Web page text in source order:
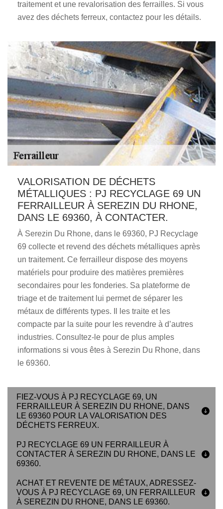
traitement et une revalorisation des ferrailles. Si vous
avez des déchets ferreux, contactez pour les détails.
VALORISATION DE DÉCHETS
MÉTALLIQUES : PJ RECYCLAGE 69 UN
FERRAILLEUR À SEREZIN DU RHONE,
DANS LE 69360, À CONTACTER.
À Serezin Du Rhone, dans le 69360, PJ Recyclage
69 collecte et revend des déchets métalliques après
un traitement. Ce ferrailleur dispose des moyens
matériels pour produire des matières premières
secondaires pour les fonderies. Sa plateforme de
triage et de traitement lui permet de séparer les
métaux de différents types. Il les traite et les
compacte par la suite pour les revendre à d’autres
industries. Consultez-le pour de plus amples
informations si vous êtes à Serezin Du Rhone, dans
le 69360.
FIEZ-VOUS À PJ RECYCLAGE 69, UN
FERRAILLEUR À SEREZIN DU RHONE, DANS
LE 69360 POUR LA VALORISATION DES
DÉCHETS FERREUX.
PJ RECYCLAGE 69 UN FERRAILLEUR À
CONTACTER À SEREZIN DU RHONE, DANS LE
69360.
ACHAT ET REVENTE DE MÉTAUX, ADRESSEZ-
VOUS À PJ RECYCLAGE 69, UN FERRAILLEUR
À SEREZIN DU RHONE, DANS LE 69360.